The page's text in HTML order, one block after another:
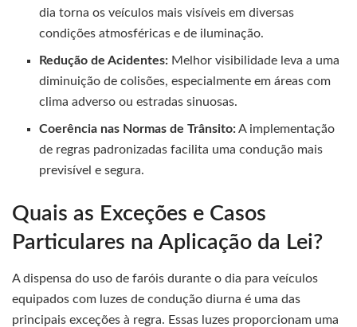
dia torna os veículos mais visíveis em diversas
condições atmosféricas e de iluminação.
Redução de Acidentes: Melhor visibilidade leva a uma
diminuição de colisões, especialmente em áreas com
clima adverso ou estradas sinuosas.
Coerência nas Normas de Trânsito:A implementação
de regras padronizadas facilita uma condução mais
previsível e segura.
Quais as Exceções e Casos
Particulares na Aplicação da Lei?
A dispensa do uso de faróis durante o dia para veículos
equipados com luzes de condução diurna é uma das
principais exceções à regra. Essas luzes proporcionam uma